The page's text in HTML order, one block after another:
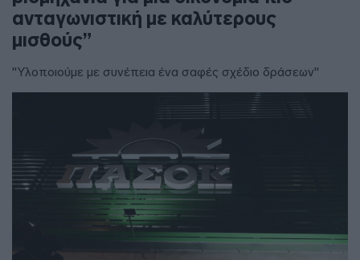
ανταγωνιστική με καλύτερους
μισθούς”
"Υλοποιούμε με συνέπεια ένα σαφές σχέδιο δράσεων"